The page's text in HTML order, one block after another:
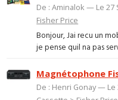
De : Aminalok — Le 27
Fisher Price
Bonjour, Jai recu un
je pense quil na pas
Magnétophone
De : Henri Gonay — Le